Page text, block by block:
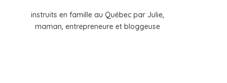
instruits en famille au Québec par Julie,
maman, entrepreneure et bloggeuse